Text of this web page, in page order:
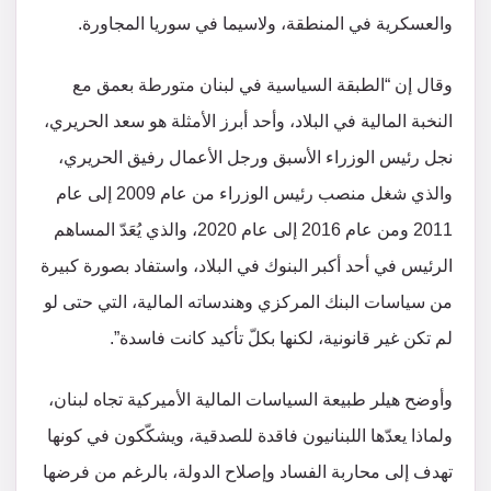
والعسكرية في المنطقة، ولاسيما في سوريا المجاورة.
وقال إن “الطبقة السياسية في لبنان متورطة بعمق مع
النخبة المالية في البلاد، وأحد أبرز الأمثلة هو سعد الحريري،
نجل رئيس الوزراء الأسبق ورجل الأعمال رفيق الحريري،
والذي شغل منصب رئيس الوزراء من عام 2009 إلى عام
2011 ومن عام 2016 إلى عام 2020، والذي يُعَدّ المساهم
الرئيس في أحد أكبر البنوك في البلاد، واستفاد بصورة كبيرة
من سياسات البنك المركزي وهندساته المالية، التي حتى لو
لم تكن غير قانونية، لكنها بكلّ تأكيد كانت فاسدة”.
وأوضح هيلر طبيعة السياسات المالية الأميركية تجاه لبنان،
ولماذا يعدّها اللبنانيون فاقدة للصدقية، ويشكّكون في كونها
تهدف إلى محاربة الفساد وإصلاح الدولة، بالرغم من فرضها